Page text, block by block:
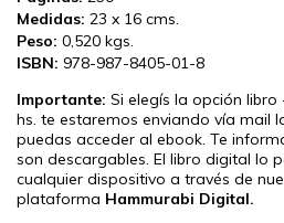
Medidas: 23 x 16 cms.
Peso: 0,520 kgs.
ISBN: 978-987-8405-01-8
Importante: Si elegís la opción
hs. te estaremos enviando vía mail
puedas acceder al ebook. Te
son descargables. El libro digital lo
cualquier dispositivo a través de
plataforma Hammurabi Digital.